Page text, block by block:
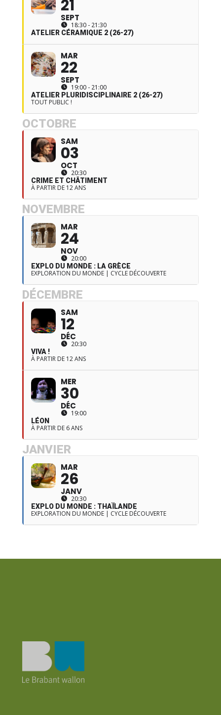
21
SEPT
18:30 - 21:30
ATELIER CÉRAMIQUE 2 (26-27)
MAR
22
SEPT
19:00 - 21:00
ATELIER PLURIDISCIPLINAIRE 2 (26-27)
TOUT PUBLIC !
OCTOBRE
SAM
03
OCT
20:30
CRIME ET CHÂTIMENT
À PARTIR DE 12 ANS
NOVEMBRE
MAR
24
NOV
20:00
EXPLO DU MONDE : LA GRÈCE
EXPLORATION DU MONDE | CYCLE DÉCOUVERTE
DÉCEMBRE
SAM
12
DÉC
20:30
VIVA !
À PARTIR DE 12 ANS
MER
30
DÉC
19:00
LÉON
À PARTIR DE 6 ANS
JANVIER
MAR
26
JANV
20:30
EXPLO DU MONDE : THAÏLANDE
EXPLORATION DU MONDE | CYCLE DÉCOUVERTE